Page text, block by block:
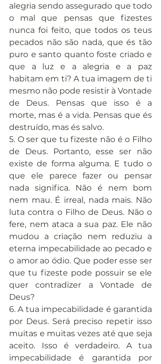
alegria sendo assegurado que todo
o mal que pensas que fizestes
nunca foi feito, que todos os teus
pecados não são nada, que és tão
puro e santo quanto foste criado e
que a luz e a alegria e a paz
habitam em ti? A tua imagem de ti
mesmo não pode resistir à Vontade
de Deus. Pensas que isso é a
morte, mas é a vida. Pensas que és
destruído, mas és salvo.
5. O ser que tu fizeste não é o Filho
de Deus. Portanto, esse ser não
existe de forma alguma. E tudo o
que ele parece fazer ou pensar
nada significa. Não é nem bom
nem mau. É irreal, nada mais. Não
luta contra o Filho de Deus. Não o
fere, nem ataca a sua paz. Ele não
mudou a criação nem reduziu a
eterna impecabilidade ao pecado e
o amor ao ódio. Que poder esse ser
que tu fizeste pode possuir se ele
quer contradizer a Vontade de
Deus?
6. A tua impecabilidade é garantida
por Deus. Será preciso repetir isso
muitas e muitas vezes até que seja
aceito. Isso é verdadeiro. A tua
impecabilidade é garantida por